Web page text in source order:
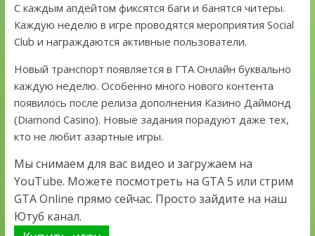
С каждым апдейтом фиксятся баги и банятся читеры.
Каждую неделю в игре проводятся мероприятия Social
Club и награждаются активные пользователи.
Новый транспорт появляется в ГТА Онлайн буквально
каждую неделю. Особенно много нового контента
появилось после релиза дополнения Казино Даймонд
(Diamond Casino). Новые задания порадуют даже тех,
кто не любит азартные игры.
Мы снимаем для вас видео и загружаем на
YouTube. Можете посмотреть на GTA 5 или стрим
GTA Online прямо сейчас. Просто зайдите на наш
Ютуб канал.